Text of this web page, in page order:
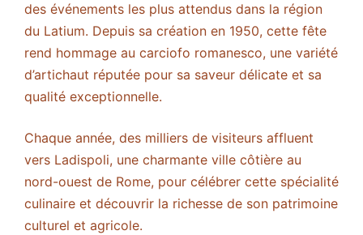
des événements les plus attendus dans la région
du Latium. Depuis sa création en 1950, cette fête
rend hommage au carciofo romanesco, une variété
d’artichaut réputée pour sa saveur délicate et sa
qualité exceptionnelle.
Chaque année, des milliers de visiteurs affluent
vers Ladispoli, une charmante ville côtière au
nord-ouest de Rome, pour célébrer cette spécialité
culinaire et découvrir la richesse de son patrimoine
culturel et agricole.